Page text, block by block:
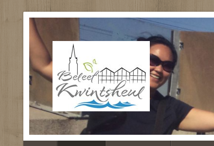
BELEEF